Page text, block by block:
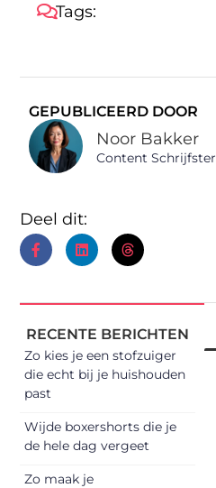
Tags:
GEPUBLICEERD DOOR
Noor Bakker
Content Schrijfster
Deel dit:
RECENTE BERICHTEN
Zo kies je een stofzuiger
die echt bij je huishouden
past
Wijde boxershorts die je
de hele dag vergeet
Zo maak je